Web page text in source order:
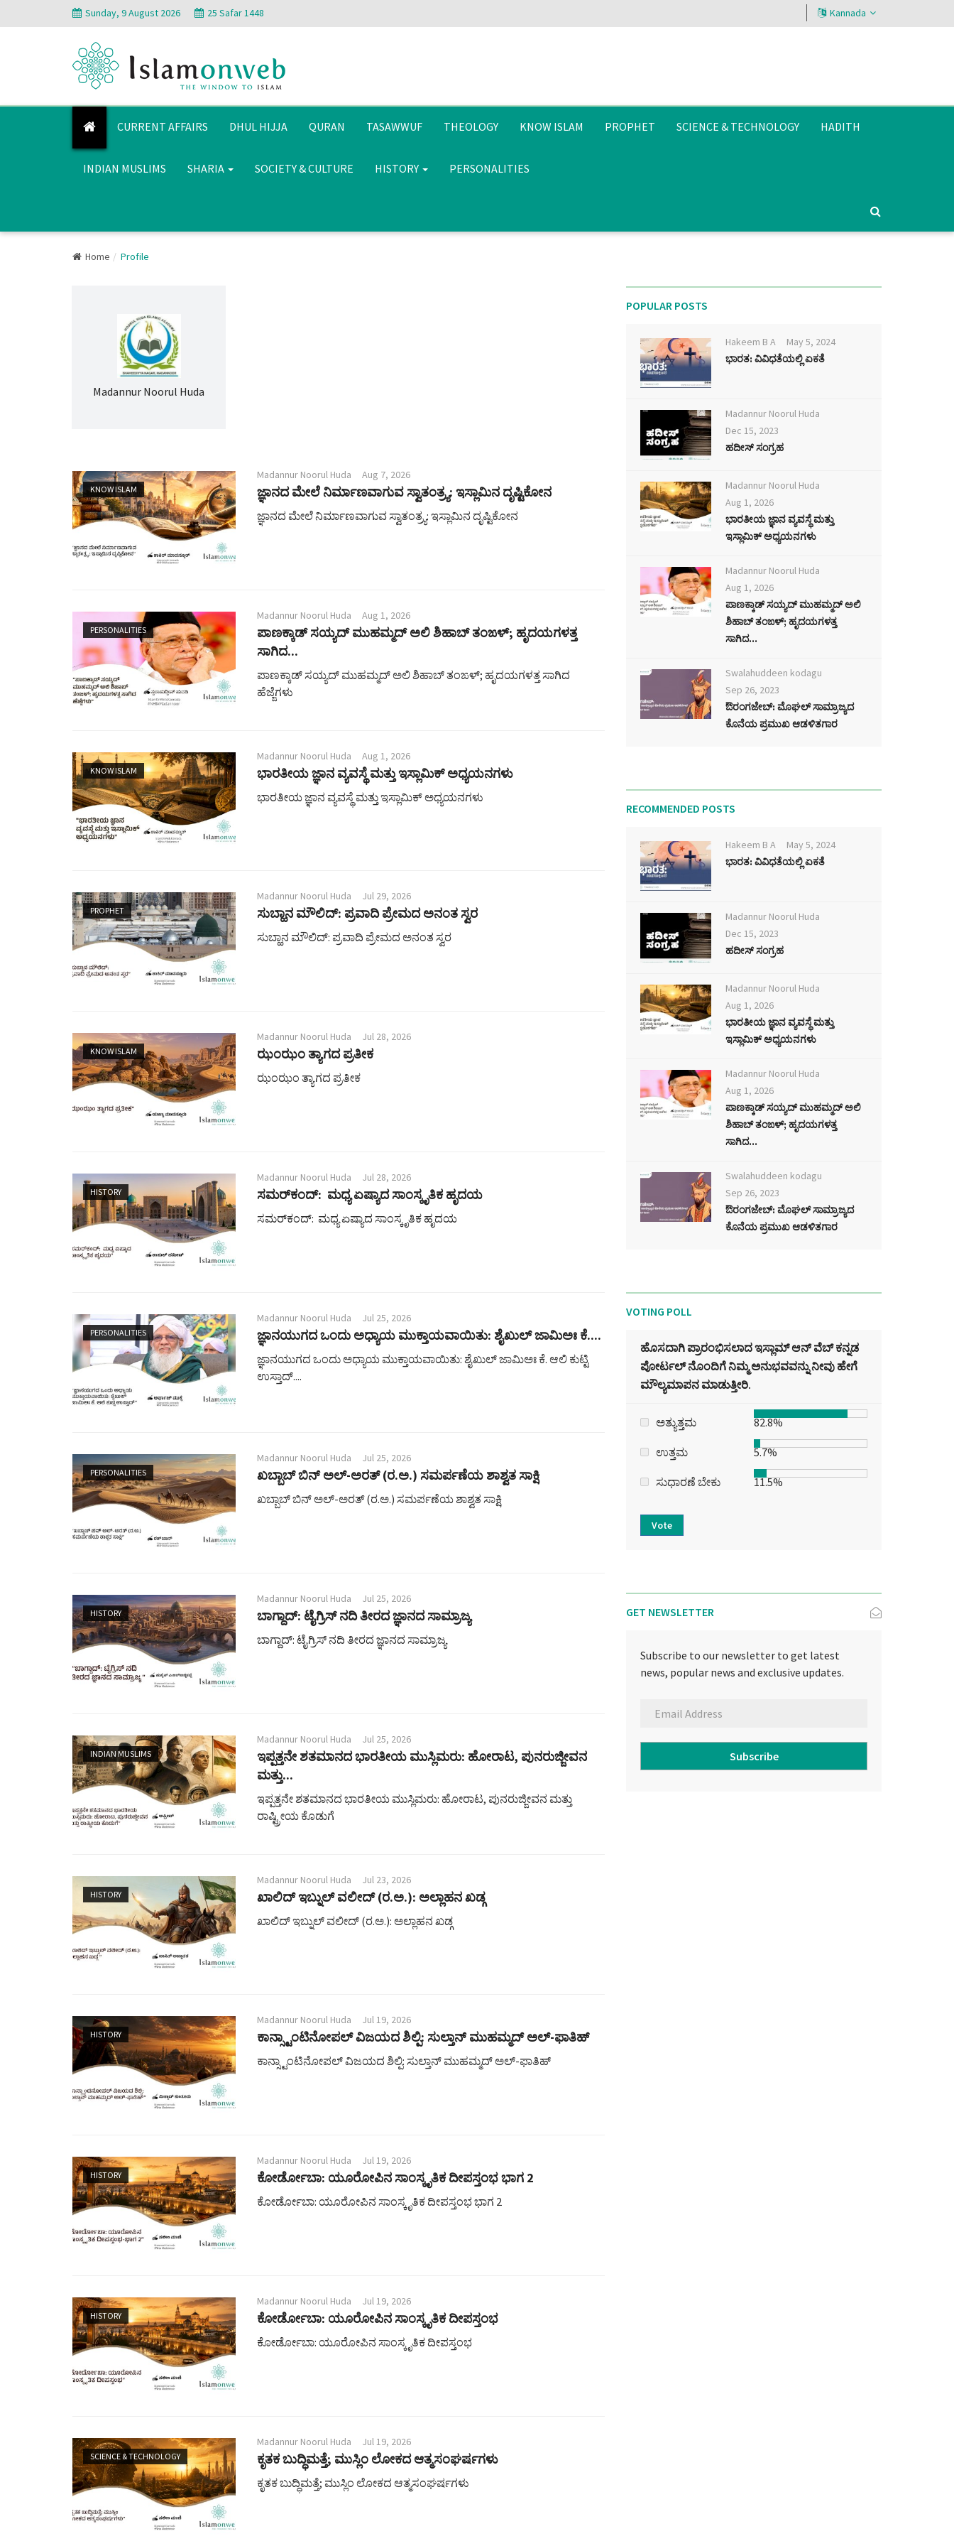
Sunday, 9 August 2026 25 Safar 1448 Kannada
CURRENT AFFAIRS DHUL HIJJA QURAN TASAWWUF THEOLOGY KNOW ISLAM PROPHET SCIENCE & TECHNOLOGY HADITH
INDIAN MUSLIMS SHARIA SOCIETY & CULTURE HISTORY PERSONALITIES
Home Profile
Madannur Noorul Huda
KNOW ISLAM
Madannur Noorul Huda Aug 7, 2026
ಜ್ಞಾನದ ಮೇಲೆ ನಿರ್ಮಾಣವಾಗುವ ಸ್ವಾತಂತ್ರ್ಯ: ಇಸ್ಲಾಮಿನ ದೃಷ್ಟಿಕೋನ
ಜ್ಞಾನದ ಮೇಲೆ ನಿರ್ಮಾಣವಾಗುವ ಸ್ವಾತಂತ್ರ್ಯ: ಇಸ್ಲಾಮಿನ ದೃಷ್ಟಿಕೋನ
PERSONALITIES
Madannur Noorul Huda Aug 1, 2026
ಪಾಣಕ್ಕಾಡ್ ಸಯ್ಯದ್ ಮುಹಮ್ಮದ್ ಅಲಿ ಶಿಹಾಬ್ ತಂಙಳ್; ಹೃದಯಗಳತ್ತ
ಸಾಗಿದ...
ಪಾಣಕ್ಕಾಡ್ ಸಯ್ಯದ್ ಮುಹಮ್ಮದ್ ಅಲಿ ಶಿಹಾಬ್ ತಂಙಳ್; ಹೃದಯಗಳತ್ತ ಸಾಗಿದ
ಹೆಜ್ಜೆಗಳು
KNOW ISLAM
Madannur Noorul Huda Aug 1, 2026
ಭಾರತೀಯ ಜ್ಞಾನ ವ್ಯವಸ್ಥೆ ಮತ್ತು ಇಸ್ಲಾಮಿಕ್ ಅಧ್ಯಯನಗಳು
ಭಾರತೀಯ ಜ್ಞಾನ ವ್ಯವಸ್ಥೆ ಮತ್ತು ಇಸ್ಲಾಮಿಕ್ ಅಧ್ಯಯನಗಳು
PROPHET
Madannur Noorul Huda Jul 29, 2026
ಸುಬ್ಹಾನ ಮೌಲಿದ್: ಪ್ರವಾದಿ ಪ್ರೇಮದ ಅನಂತ ಸ್ವರ
ಸುಬ್ಹಾನ ಮೌಲಿದ್: ಪ್ರವಾದಿ ಪ್ರೇಮದ ಅನಂತ ಸ್ವರ
KNOW ISLAM
Madannur Noorul Huda Jul 28, 2026
ಝಂಝಂ ತ್ಯಾಗದ ಪ್ರತೀಕ
ಝಂಝಂ ತ್ಯಾಗದ ಪ್ರತೀಕ
HISTORY
Madannur Noorul Huda Jul 28, 2026
ಸಮರ್‌ಕಂದ್: ಮಧ್ಯ ಏಷ್ಯಾದ ಸಾಂಸ್ಕೃತಿಕ ಹೃದಯ
ಸಮರ್‌ಕಂದ್: ಮಧ್ಯ ಏಷ್ಯಾದ ಸಾಂಸ್ಕೃತಿಕ ಹೃದಯ
PERSONALITIES
Madannur Noorul Huda Jul 25, 2026
ಜ್ಞಾನಯುಗದ ಒಂದು ಅಧ್ಯಾಯ ಮುಕ್ತಾಯವಾಯಿತು: ಶೈಖುಲ್ ಜಾಮಿಅಃ ಕೆ....
ಜ್ಞಾನಯುಗದ ಒಂದು ಅಧ್ಯಾಯ ಮುಕ್ತಾಯವಾಯಿತು: ಶೈಖುಲ್ ಜಾಮಿಅಃ ಕೆ. ಆಲಿ ಕುಟ್ಟಿ
ಉಸ್ತಾದ್....
PERSONALITIES
Madannur Noorul Huda Jul 25, 2026
ಖಬ್ಬಾಬ್ ಬಿನ್ ಅಲ್-ಅರತ್ (ರ.ಅ.) ಸಮರ್ಪಣೆಯ ಶಾಶ್ವತ ಸಾಕ್ಷಿ
ಖಬ್ಬಾಬ್ ಬಿನ್ ಅಲ್-ಅರತ್ (ರ.ಅ.) ಸಮರ್ಪಣೆಯ ಶಾಶ್ವತ ಸಾಕ್ಷಿ
HISTORY
Madannur Noorul Huda Jul 25, 2026
ಬಾಗ್ದಾದ್: ಟೈಗ್ರಿಸ್ ನದಿ ತೀರದ ಜ್ಞಾನದ ಸಾಮ್ರಾಜ್ಯ
ಬಾಗ್ದಾದ್: ಟೈಗ್ರಿಸ್ ನದಿ ತೀರದ ಜ್ಞಾನದ ಸಾಮ್ರಾಜ್ಯ
INDIAN MUSLIMS
Madannur Noorul Huda Jul 25, 2026
ಇಪ್ಪತ್ತನೇ ಶತಮಾನದ ಭಾರತೀಯ ಮುಸ್ಲಿಮರು: ಹೋರಾಟ, ಪುನರುಜ್ಜೀವನ
ಮತ್ತು...
ಇಪ್ಪತ್ತನೇ ಶತಮಾನದ ಭಾರತೀಯ ಮುಸ್ಲಿಮರು: ಹೋರಾಟ, ಪುನರುಜ್ಜೀವನ ಮತ್ತು
ರಾಷ್ಟ್ರೀಯ ಕೊಡುಗೆ
HISTORY
Madannur Noorul Huda Jul 23, 2026
ಖಾಲಿದ್ ಇಬ್ನುಲ್ ವಲೀದ್ (ರ.ಅ.): ಅಲ್ಲಾಹನ ಖಡ್ಗ
ಖಾಲಿದ್ ಇಬ್ನುಲ್ ವಲೀದ್ (ರ.ಅ.): ಅಲ್ಲಾಹನ ಖಡ್ಗ
HISTORY
Madannur Noorul Huda Jul 19, 2026
ಕಾನ್ಸ್ಟಾಂಟಿನೋಪಲ್ ವಿಜಯದ ಶಿಲ್ಪಿ: ಸುಲ್ತಾನ್ ಮುಹಮ್ಮದ್ ಅಲ್-ಫಾತಿಹ್
ಕಾನ್ಸ್ಟಾಂಟಿನೋಪಲ್ ವಿಜಯದ ಶಿಲ್ಪಿ: ಸುಲ್ತಾನ್ ಮುಹಮ್ಮದ್ ಅಲ್-ಫಾತಿಹ್
HISTORY
Madannur Noorul Huda Jul 19, 2026
ಕೋರ್ಡೋಬಾ: ಯೂರೋಪಿನ ಸಾಂಸ್ಕೃತಿಕ ದೀಪಸ್ತಂಭ ಭಾಗ 2
ಕೋರ್ಡೋಬಾ: ಯೂರೋಪಿನ ಸಾಂಸ್ಕೃತಿಕ ದೀಪಸ್ತಂಭ ಭಾಗ 2
HISTORY
Madannur Noorul Huda Jul 19, 2026
ಕೋರ್ಡೋಬಾ: ಯೂರೋಪಿನ ಸಾಂಸ್ಕೃತಿಕ ದೀಪಸ್ತಂಭ
ಕೋರ್ಡೋಬಾ: ಯೂರೋಪಿನ ಸಾಂಸ್ಕೃತಿಕ ದೀಪಸ್ತಂಭ
SCIENCE & TECHNOLOGY
Madannur Noorul Huda Jul 19, 2026
ಕೃತಕ ಬುದ್ಧಿಮತ್ತೆ; ಮುಸ್ಲಿಂ ಲೋಕದ ಆತ್ಮಸಂಘರ್ಷಗಳು
ಕೃತಕ ಬುದ್ಧಿಮತ್ತೆ; ಮುಸ್ಲಿಂ ಲೋಕದ ಆತ್ಮಸಂಘರ್ಷಗಳು
POPULAR POSTS
Hakeem B A
May 5, 2024
ಭಾರತ: ವಿವಿಧತೆಯಲ್ಲಿ ಏಕತೆ
Madannur Noorul Huda
Dec 15, 2023
ಹದೀಸ್ ಸಂಗ್ರಹ
Madannur Noorul Huda
Aug 1, 2026
ಭಾರತೀಯ ಜ್ಞಾನ ವ್ಯವಸ್ಥೆ ಮತ್ತು
ಇಸ್ಲಾಮಿಕ್ ಅಧ್ಯಯನಗಳು
Madannur Noorul Huda
Aug 1, 2026
ಪಾಣಕ್ಕಾಡ್ ಸಯ್ಯದ್ ಮುಹಮ್ಮದ್ ಅಲಿ
ಶಿಹಾಬ್ ತಂಙಳ್; ಹೃದಯಗಳತ್ತ
ಸಾಗಿದ...
Swalahuddeen kodagu
Sep 26, 2023
ಔರಂಗಜೇಬ್: ಮೊಘಲ್ ಸಾಮ್ರಾಜ್ಯದ
ಕೊನೆಯ ಪ್ರಮುಖ ಆಡಳಿತಗಾರ
RECOMMENDED POSTS
Hakeem B A
May 5, 2024
ಭಾರತ: ವಿವಿಧತೆಯಲ್ಲಿ ಏಕತೆ
Madannur Noorul Huda
Dec 15, 2023
ಹದೀಸ್ ಸಂಗ್ರಹ
Madannur Noorul Huda
Aug 1, 2026
ಭಾರತೀಯ ಜ್ಞಾನ ವ್ಯವಸ್ಥೆ ಮತ್ತು
ಇಸ್ಲಾಮಿಕ್ ಅಧ್ಯಯನಗಳು
Madannur Noorul Huda
Aug 1, 2026
ಪಾಣಕ್ಕಾಡ್ ಸಯ್ಯದ್ ಮುಹಮ್ಮದ್ ಅಲಿ
ಶಿಹಾಬ್ ತಂಙಳ್; ಹೃದಯಗಳತ್ತ
ಸಾಗಿದ...
Swalahuddeen kodagu
Sep 26, 2023
ಔರಂಗಜೇಬ್: ಮೊಘಲ್ ಸಾಮ್ರಾಜ್ಯದ
ಕೊನೆಯ ಪ್ರಮುಖ ಆಡಳಿತಗಾರ
VOTING POLL
ಹೊಸದಾಗಿ ಪ್ರಾರಂಭಿಸಲಾದ ಇಸ್ಲಾಮ್ ಆನ್ ವೆಬ್ ಕನ್ನಡ
ಪೋರ್ಟಲ್‌ ನೊಂದಿಗೆ ನಿಮ್ಮ ಅನುಭವವನ್ನು ನೀವು ಹೇಗೆ
ಮೌಲ್ಯಮಾಪನ ಮಾಡುತ್ತೀರಿ.
ಅತ್ಯುತ್ತಮ 82.8%
ಉತ್ತಮ 5.7%
ಸುಧಾರಣೆ ಬೇಕು 11.5%
Vote
GET NEWSLETTER
Subscribe to our newsletter to get latest
news, popular news and exclusive updates.
Subscribe